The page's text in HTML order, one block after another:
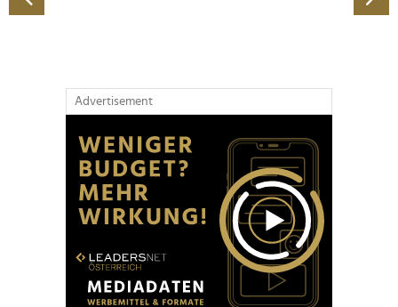
Partner führen diese Informationen möglicherweise mit
Advertisement